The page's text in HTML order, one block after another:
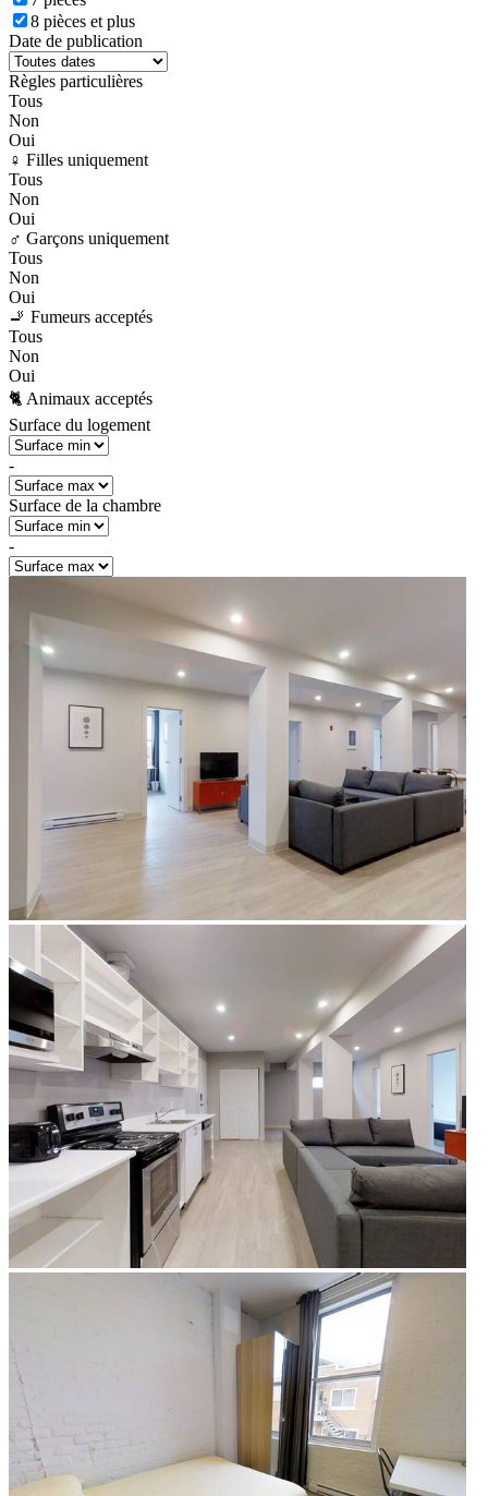
8 pièces et plus
Date de publication
Règles particulières
Tous
Non
Oui
♀️ Filles uniquement
Tous
Non
Oui
♂️ Garçons uniquement
Tous
Non
Oui
🚬 Fumeurs acceptés
Tous
Non
Oui
🐈 Animaux acceptés
Surface du logement
-
Surface de la chambre
-